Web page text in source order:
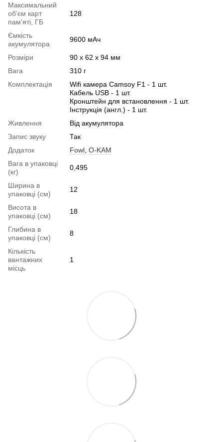
Максимальний
обʼєм карт
памʼяті, ГБ
128
Ємкість
акумулятора
9600 мАч
Розміри
90 х 62 х 94 мм
Вага
310 г
Комплектація
Wifi камера Camsoy F1 - 1 шт.
Кабель USB - 1 шт.
Кронштейн для встановлення - 1 шт.
Інструкція (англ.) - 1 шт.
Живлення
Від акумулятора
Запис звуку
Так
Додаток
Fowl O-KAM
Вага в упаковці
(кг)
0,495
Ширина в
упаковці (см)
12
Висота в
упаковці (см)
18
Глибина в
упаковці (см)
8
Кількість
вантажних
місць
1